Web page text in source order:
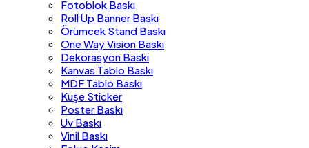
Fotoblok Baskı
Roll Up Banner Baskı
Örümcek Stand Baskı
One Way Vision Baskı
Dekorasyon Baskı
Kanvas Tablo Baskı
MDF Tablo Baskı
Kuşe Sticker
Poster Baskı
Uv Baskı
Vinil Baskı